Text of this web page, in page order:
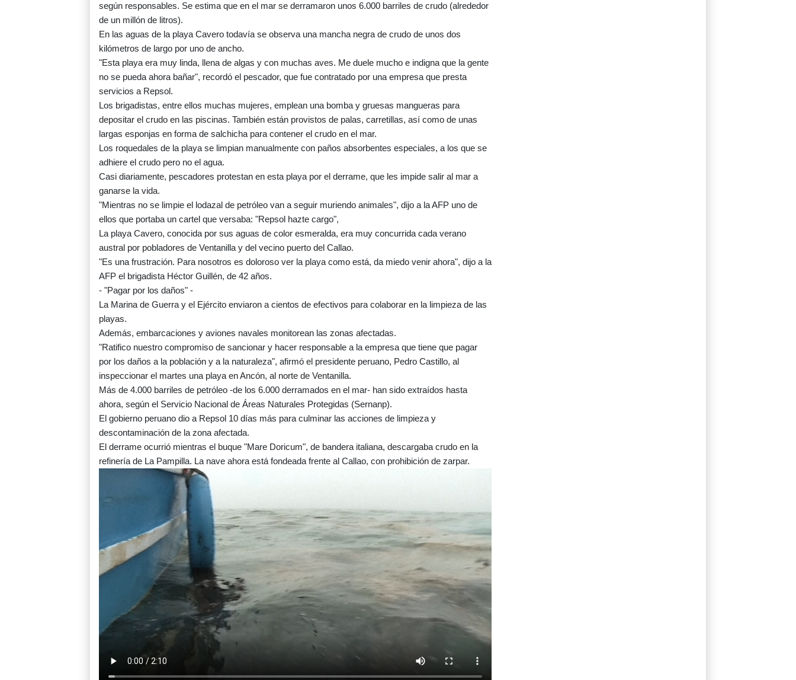
según responsables. Se estima que en el mar se derramaron unos 6.000 barriles de crudo (alrededor
de un millón de litros).
En las aguas de la playa Cavero todavía se observa una mancha negra de crudo de unos dos
kilómetros de largo por uno de ancho.
"Esta playa era muy linda, llena de algas y con muchas aves. Me duele mucho e indigna que la gente
no se pueda ahora bañar", recordó el pescador, que fue contratado por una empresa que presta
servicios a Repsol.
Los brigadistas, entre ellos muchas mujeres, emplean una bomba y gruesas mangueras para
depositar el crudo en las piscinas. También están provistos de palas, carretillas, así como de unas
largas esponjas en forma de salchicha para contener el crudo en el mar.
Los roquedales de la playa se limpian manualmente con paños absorbentes especiales, a los que se
adhiere el crudo pero no el agua.
Casi diariamente, pescadores protestan en esta playa por el derrame, que les impide salir al mar a
ganarse la vida.
"Mientras no se limpie el lodazal de petróleo van a seguir muriendo animales", dijo a la AFP uno de
ellos que portaba un cartel que versaba: "Repsol hazte cargo",
La playa Cavero, conocida por sus aguas de color esmeralda, era muy concurrida cada verano
austral por pobladores de Ventanilla y del vecino puerto del Callao.
"Es una frustración. Para nosotros es doloroso ver la playa como está, da miedo venir ahora", dijo a la
AFP el brigadista Héctor Guillén, de 42 años.
- "Pagar por los daños" -
La Marina de Guerra y el Ejército enviaron a cientos de efectivos para colaborar en la limpieza de las
playas.
Además, embarcaciones y aviones navales monitorean las zonas afectadas.
"Ratifico nuestro compromiso de sancionar y hacer responsable a la empresa que tiene que pagar
por los daños a la población y a la naturaleza", afirmó el presidente peruano, Pedro Castillo, al
inspeccionar el martes una playa en Ancón, al norte de Ventanilla.
Más de 4.000 barriles de petróleo -de los 6.000 derramados en el mar- han sido extraídos hasta
ahora, según el Servicio Nacional de Áreas Naturales Protegidas (Sernanp).
El gobierno peruano dio a Repsol 10 días más para culminar las acciones de limpieza y
descontaminación de la zona afectada.
El derrame ocurrió mientras el buque "Mare Doricum", de bandera italiana, descargaba crudo en la
refinería de La Pampilla. La nave ahora está fondeada frente al Callao, con prohibición de zarpar.